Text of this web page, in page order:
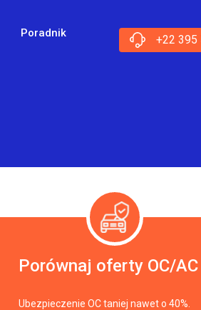
Poradnik +22 395
Porównaj oferty OC/AC
Ubezpieczenie OC taniej nawet o 40%.